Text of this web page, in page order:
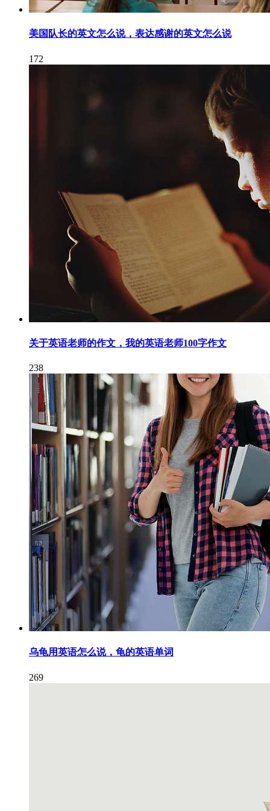
美国队长的英文怎么说，表达感谢的英文怎么说
172
关于英语老师的作文，我的英语老师100字作文
238
乌龟用英语怎么说，龟的英语单词
269